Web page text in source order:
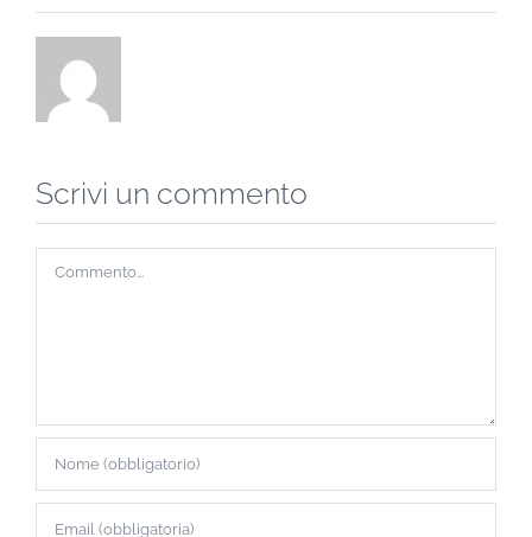
Scrivi un commento
Commento